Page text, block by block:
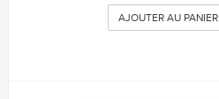
AJOUTER AU PANIER